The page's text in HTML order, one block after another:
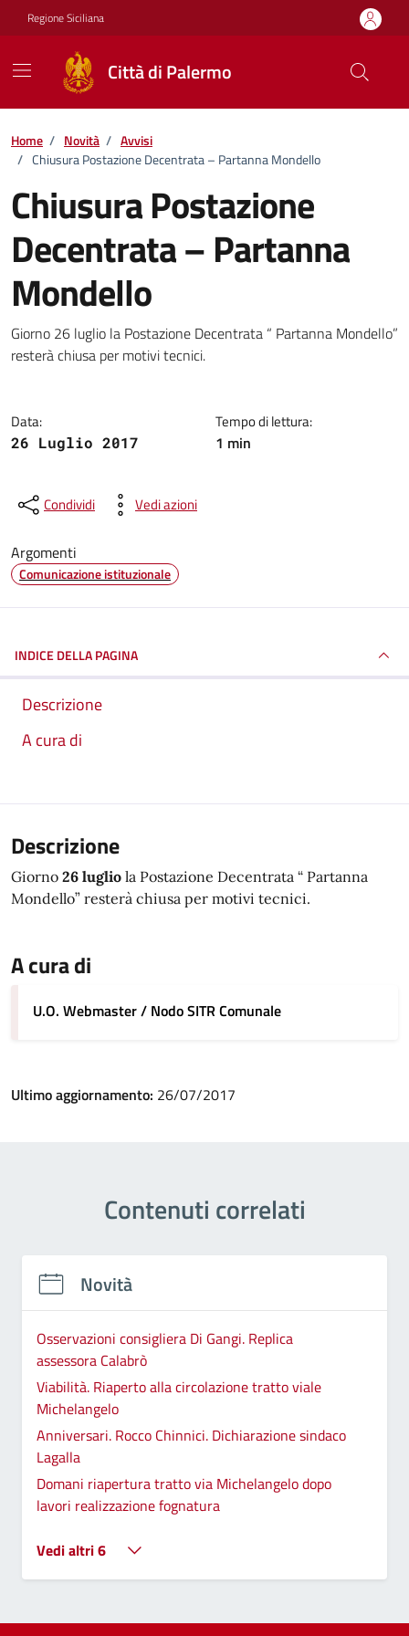
Vai ai contenuti
Vai al footer
Regione Siciliana
Città di Palermo
Home / Novità / Avvisi
/ Chiusura Postazione Decentrata – Partanna Mondello
Chiusura Postazione
Decentrata – Partanna
Mondello
Dettagli della notizia
Giorno 26 luglio la Postazione Decentrata “ Partanna Mondello”
resterà chiusa per motivi tecnici.
Data:
26 Luglio 2017
Tempo di lettura:
1 min
Condividi Vedi azioni
Argomenti
Comunicazione istituzionale
INDICE DELLA PAGINA
Descrizione
A cura di
Descrizione
Giorno 26 luglio la Postazione Decentrata “ Partanna
Mondello” resterà chiusa per motivi tecnici.
A cura di
U.O. Webmaster / Nodo SITR Comunale
Ultimo aggiornamento: 26/07/2017
Contenuti correlati
Novità
Osservazioni consigliera Di Gangi. Replica
assessora Calabrò
Viabilità. Riaperto alla circolazione tratto viale
Michelangelo
Anniversari. Rocco Chinnici. Dichiarazione sindaco
Lagalla
Domani riapertura tratto via Michelangelo dopo
lavori realizzazione fognatura
Vedi altri 6